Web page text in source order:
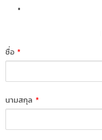
ชื่อ*
นามสกุล*